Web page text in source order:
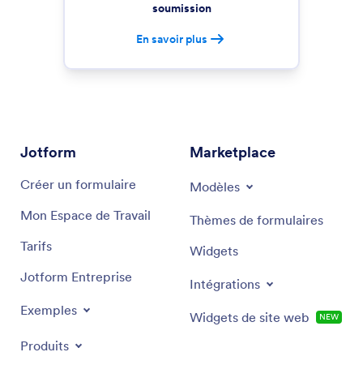
soumission
En savoir plus
Jotform
Créer un formulaire
Mon Espace de Travail
Tarifs
Jotform Entreprise
Exemples
Produits
Marketplace
Modèles
Thèmes de formulaires
Widgets
Intégrations
Widgets de site web NEW